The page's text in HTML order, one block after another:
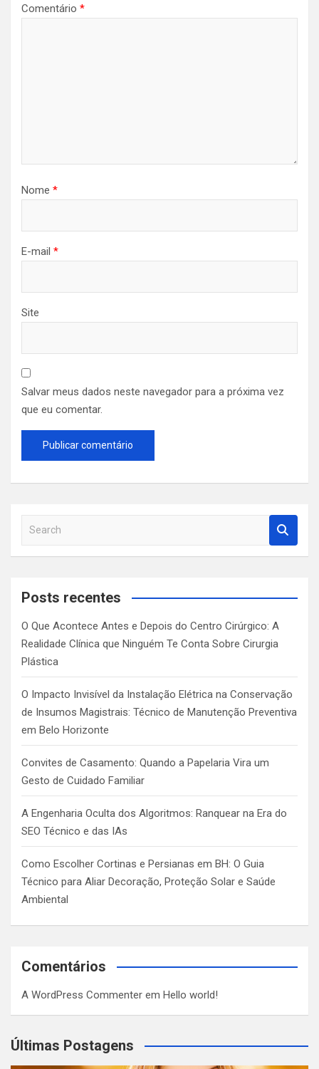
Comentário *
Nome *
E-mail *
Site
Salvar meus dados neste navegador para a próxima vez
que eu comentar.
a
c
Posts recentes
O Que Acontece Antes e Depois do Centro Cirúrgico: A
Realidade Clínica que Ninguém Te Conta Sobre Cirurgia
Plástica
O Impacto Invisível da Instalação Elétrica na Conservação
de Insumos Magistrais: Técnico de Manutenção Preventiva
em Belo Horizonte
Convites de Casamento: Quando a Papelaria Vira um
Gesto de Cuidado Familiar
A Engenharia Oculta dos Algoritmos: Ranquear na Era do
SEO Técnico e das IAs
Como Escolher Cortinas e Persianas em BH: O Guia
Técnico para Aliar Decoração, Proteção Solar e Saúde
Ambiental
Comentários
A WordPress Commenter em Hello world!
Últimas Postagens